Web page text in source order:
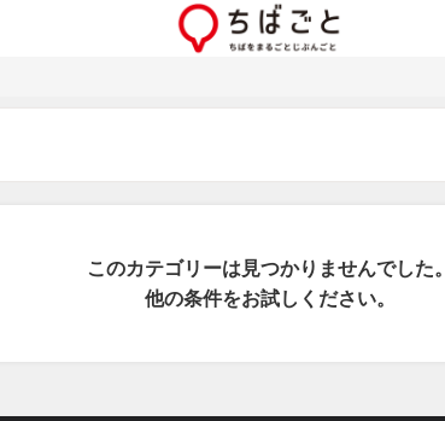
このカテゴリーは見つかりませんでした。
他の条件をお試しください。